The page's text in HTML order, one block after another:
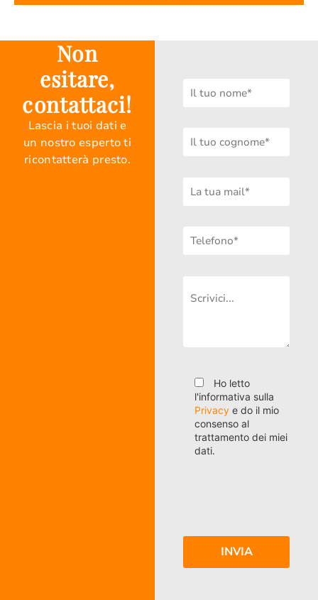
Non
esitare,
contattaci!
Lascia i tuoi dati e
un nostro esperto ti
ricontatterà presto.
Ho letto
l'informativa sulla
Privacy e do il mio
consenso al
trattamento dei miei
dati.